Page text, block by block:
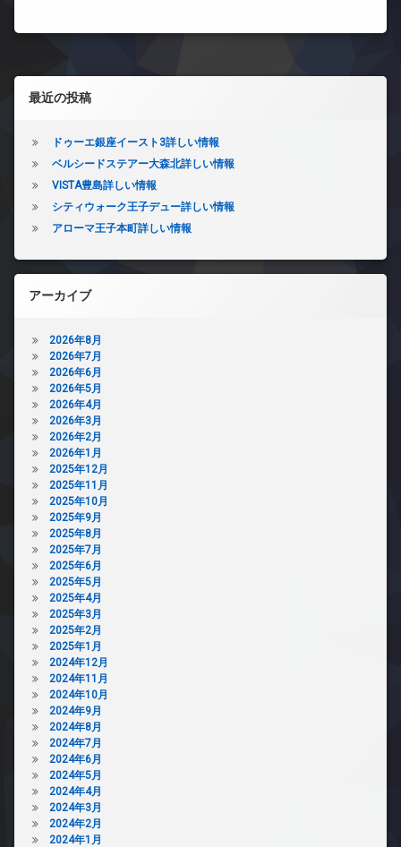
左サイドバー
最近の投稿
ドゥーエ銀座イースト3詳しい情報
ベルシードステアー大森北詳しい情報
VISTA豊島詳しい情報
シティウォーク王子デュー詳しい情報
アローマ王子本町詳しい情報
アーカイブ
2026年8月
2026年7月
2026年6月
2026年5月
2026年4月
2026年3月
2026年2月
2026年1月
2025年12月
2025年11月
2025年10月
2025年9月
2025年8月
2025年7月
2025年6月
2025年5月
2025年4月
2025年3月
2025年2月
2025年1月
2024年12月
2024年11月
2024年10月
2024年9月
2024年8月
2024年7月
2024年6月
2024年5月
2024年4月
2024年3月
2024年2月
2024年1月